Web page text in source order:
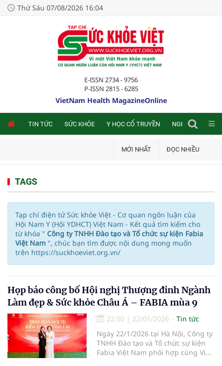
Thứ Sáu 07/08/2026 16:04
E-ISSN 2734 - 9756
P-ISSN 2815 - 6285
VietNam Health MagazineOnline
TIN TỨC SỨC KHỎE Y HỌC CỔ TRUYỀN NGHIÊN CỨU
MỚI NHẤT ĐỌC NHIỀU
TAGS
Tạp chí điện tử Sức khỏe Việt - Cơ quan ngôn luận của
Hội Nam Y (Hội YDHCT) Việt Nam - Kết quả tìm kiếm cho
từ khóa " Công ty TNHH Đào tạo và Tổ chức sự kiện Fabia
Việt Nam ", chúc bạn tìm được nội dung mong muốn
trên https://suckhoeviet.org.vn/
Họp báo công bố Hội nghị Thượng đỉnh Ngành
Làm đẹp & Sức khỏe Châu Á – FABIA mùa 9
22:00 | 22/01/2026
Tin tức
Ngày 22/1/2026 tại Hà Nội, Công ty
TNHH Đào tạo và Tổ chức sự kiện
Fabia Việt Nam phối hợp cùng Viện